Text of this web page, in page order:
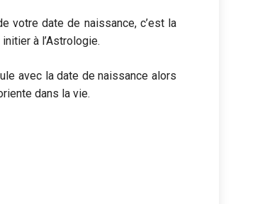
votre date de naissance, c’est la
à l’Astrologie.
avec la date de naissance alors
dans la vie.